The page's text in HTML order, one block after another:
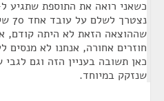
שההוצאה הזאת לא היתה קודם,
חוזרים אחורה, אנחנו לא מנסים
כאן תשובה בעניין הזה וגם
שנזקק במיוחד.